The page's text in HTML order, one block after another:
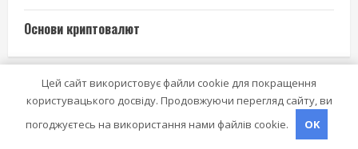
Основи криптовалют
НЕЩОДАВНІ ПУБЛІКАЦІЇ
Цей сайт використовує файли cookie для покращення
користувацького досвіду. Продовжуючи перегляд сайту, ви
погоджуєтесь на використання нами файлів cookie.
OK